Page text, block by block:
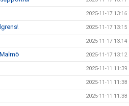
2025-11-17 13:16
2025-11-17 13:15
2025-11-17 13:14
2025-11-17 13:12
2025-11-11 11:39
2025-11-11 11:38
2025-11-11 11:38